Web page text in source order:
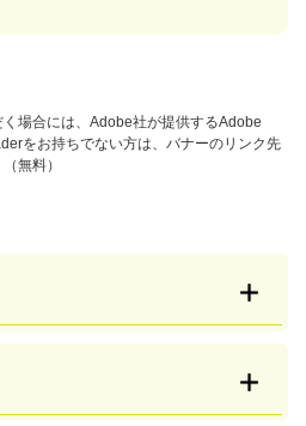
場合には、Adobe社が提供するAdobe
をお持ちでない方は、バナーのリンク先
無料）